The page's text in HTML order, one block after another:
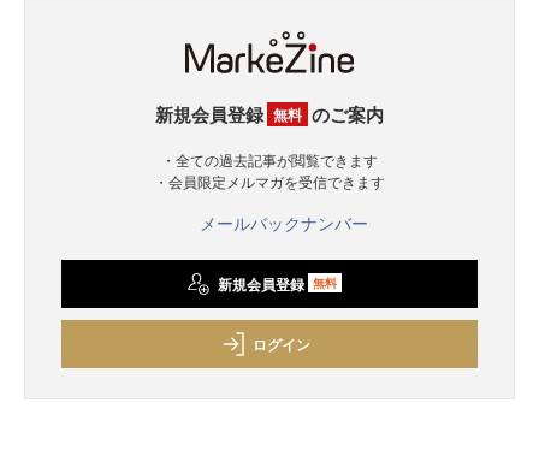
新規会員登録 無料 のご案内
・全ての過去記事が閲覧できます
・会員限定メルマガを受信できます
メールバックナンバー
新規会員登録 無料
ログイン